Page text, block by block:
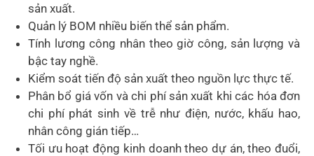
sản xuất.
Quản lý BOM nhiều biến thể sản phẩm.
Tính lương công nhân theo giờ công, sản lượng và
bậc tay nghề.
Kiểm soát tiến độ sản xuất theo nguồn lực thực tế.
Phân bổ giá vốn và chi phí sản xuất khi các hóa đơn
chi phí phát sinh về trễ như điện, nước, khấu hao,
nhân công gián tiếp…
Tối ưu hoạt động kinh doanh theo dự án, theo đuổi,